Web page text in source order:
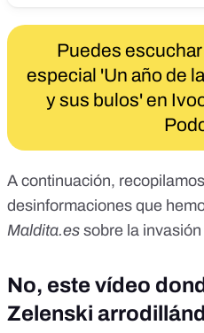
Puedes
especial 'Un año de
y sus bulos' en
A continuación,
desinformaciones que
Maldita.es sobre la
No, este vídeo
Zelenski